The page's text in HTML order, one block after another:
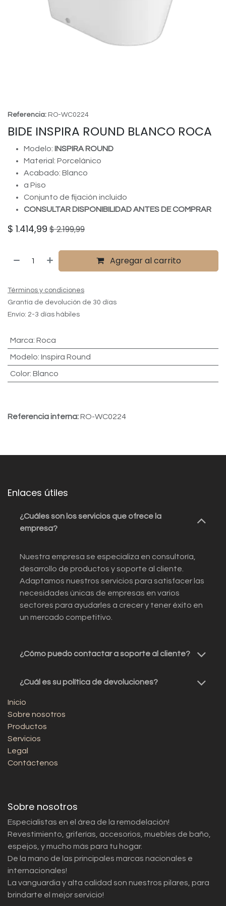
Referencia: RO-WC0224
BIDE INSPIRA ROUND BLANCO ROCA
Modelo: INSPIRA ROUND
Material: Porcelánico
Acabado: Blanco
a Piso
Conjunto de fijación incluido
CONSULTAR DISPONIBILIDAD ANTES DE COMPRAR
$ 1.414,99 $2.199,99
Agregar al carrito
Términos y condiciones
Grantía de devolución de 30 días
Envío: 2-3 días hábiles
Marca: Roca
Modelo: Inspira Round
Color: Blanco
Referencia interna:RO-WC0224
Enlaces útiles
¿Cuáles son los servicios que ofrece la
empresa?
Nuestra empresa se especializa en consultoría,
desarrollo de productos y soporte al cliente.
Adaptamos nuestros servicios para satisfacer las
necesidades únicas de empresas en varios
sectores para ayudarles a crecer y tener éxito en
un mercado competitivo.
¿Cómo puedo contactar a soporte al cliente?
¿Cuál es su política de devoluciones?
Inicio
Sobre nosotros
Productos
Servicios
Legal
Contáctenos
Sobre nosotros
Especialistas en el área de la remodelación!
Revestimiento, griferías, accesorios, muebles de baño,
espejos, y mucho más para tu hogar.
De la mano de las principales marcas nacionales e
internacionales!
La vanguardia y alta calidad son nuestros pilares, para
brindarte el mejor servicio!